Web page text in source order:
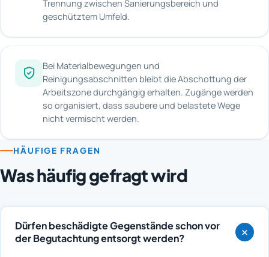
Trennung zwischen Sanierungsbereich und
geschütztem Umfeld.
Bei Materialbewegungen und
Reinigungsabschnitten bleibt die Abschottung der
Arbeitszone durchgängig erhalten. Zugänge werden
so organisiert, dass saubere und belastete Wege
nicht vermischt werden.
HÄUFIGE FRAGEN
Was häufig gefragt wird
Dürfen beschädigte Gegenstände schon vor
der Begutachtung entsorgt werden?